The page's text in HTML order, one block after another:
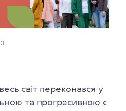
3
світ переконався у
та прогресивною є